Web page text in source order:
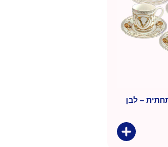
תחתית – לבן